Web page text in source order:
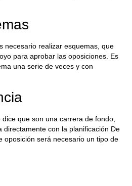
necesario realizar esquemas, que
para aprobar las oposiciones. Es
una serie de veces y con
dice que son una carrera de fondo,
directamente con la planificación De
oposición será necesario un tipo de